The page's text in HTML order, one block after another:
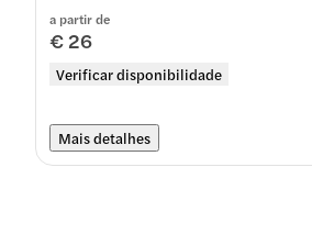
a partir de
€ 26
Verificar disponibilidade
Mais detalhes